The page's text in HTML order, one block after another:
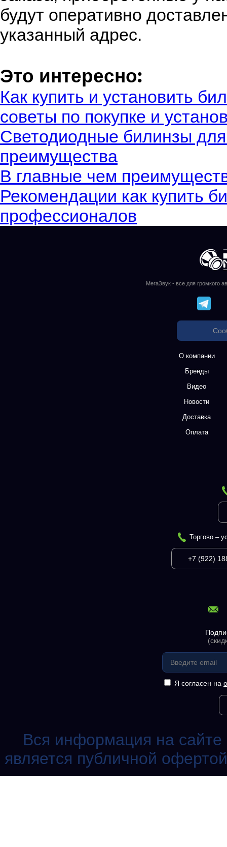
будут оперативно
указанный адрес.
Это интересно:
Как купить и установить
советы по покупке и
Светодиодные билинзы
преимущества
В главные чем
Рекомендации как купить
профессионалов
МегаЗвук - все для громкого
О компании
Бренды
Видео
Новости
Доставка
Оплата
Торгово –
+7 (922)
Я согласен на
Вся информация на сайте
является публичной